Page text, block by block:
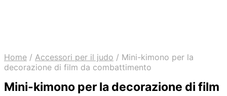
Home / Accessori per il judo / Mini-kimono per la
decorazione di film da combattimento
Mini-kimono per la decorazione di film